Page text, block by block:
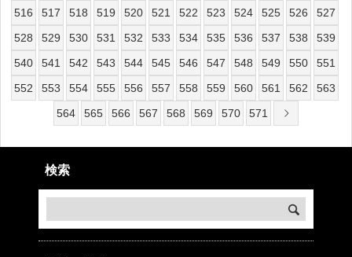
516
517 518 519 520 521 522 523 524 525 526
527
528
529 530 531 532 533 534 535 536 537 538
539
540
541 542 543 544 545 546 547 548 549 550
551
552
553 554 555 556 557 558 559 560 561 562
563
564
565 566 567 568 569 570 571
検索